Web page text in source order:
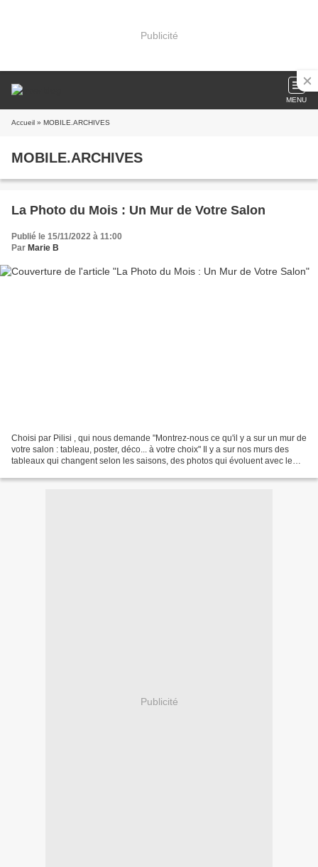
Publicité
MENU
Accueil » MOBILE.ARCHIVES
MOBILE.ARCHIVES
La Photo du Mois : Un Mur de Votre Salon
Publié le 15/11/2022 à 11:00
Par Marie B
Choisi par Pilisi , qui nous demande "Montrez-nous ce qu'il y a sur un mur de
votre salon : tableau, poster, déco... à votre choix" Il y a sur nos murs des
tableaux qui changent selon les saisons, des photos qui évoluent avec le
Publicité